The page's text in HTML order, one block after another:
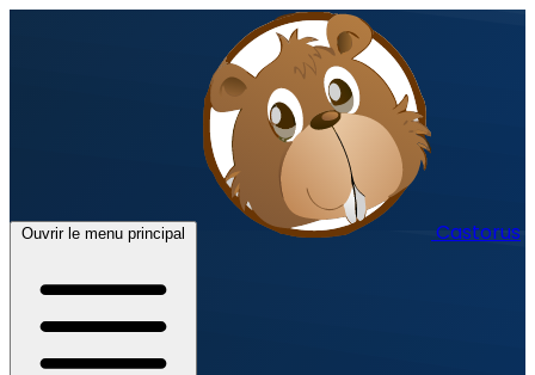
Ouvrir le menu principal Castorus